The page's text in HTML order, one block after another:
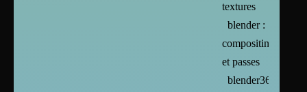
textures
blender :
compositing
et passes
blender365